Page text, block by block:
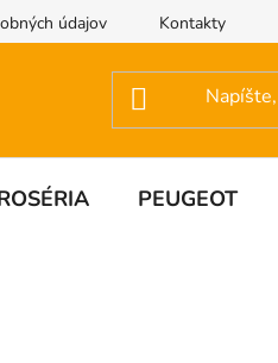
údajov Kontakty
PEUGEOT